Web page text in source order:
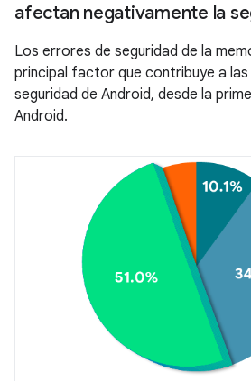
afectan negativamente la
Los errores de seguridad de la
principal factor que contribuye a las
seguridad de Android, desde la
Android.